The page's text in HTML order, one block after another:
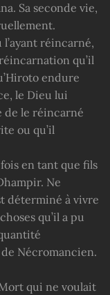
Sa seconde vie,
réincarné,
qu’il
endure
le Dieu lui
de le réincarné
ou qu’il
en tant que fils
Ne
déterminé à vivre
qu’il a pu
Nécromancien.
qui ne voulait